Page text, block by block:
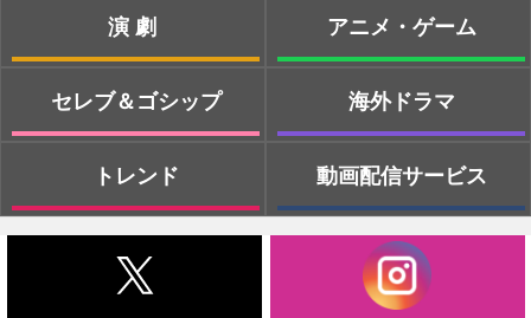
演劇
セレブ＆ゴシップ
トレンド
アニメ・ゲーム
海外ドラマ
動画配信サービス